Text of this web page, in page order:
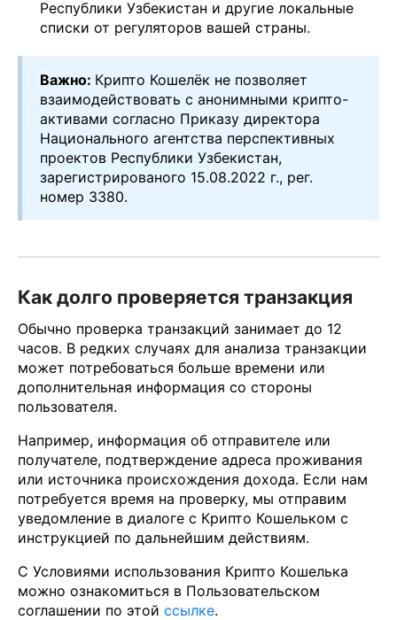
Республики Узбекистан и другие локальные
списки от регуляторов вашей страны.
Важно: Крипто Кошелёк не позволяет
взаимодействовать с анонимными крипто-
активами согласно Приказу директора
Национального агентства перспективных
проектов Республики Узбекистан,
зарегистрированого 15.08.2022 г., рег.
номер 3380.
Как долго проверяется транзакция
Обычно проверка транзакций занимает до 12
часов. В редких случаях для анализа транзакции
может потребоваться больше времени или
дополнительная информация со стороны
пользователя.
Например, информация об отправителе или
получателе, подтверждение адреса проживания
или источника происхождения дохода. Если нам
потребуется время на проверку, мы отправим
уведомление в диалоге с Крипто Кошельком с
инструкцией по дальнейшим действиям.
С Условиями использования Крипто Кошелька
можно ознакомиться в Пользовательском
соглашении по этой ссылке.